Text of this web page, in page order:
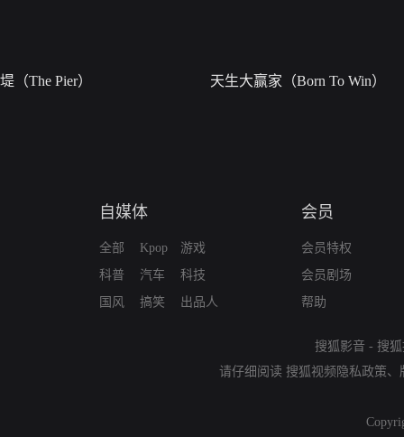
堤（The Pier） 天生大赢家（Born To Win）
自媒体
全部
科普
国风
Kpop
汽车
搞笑
游戏
科技
出品人
会员
会员特权
会员剧场
帮助
搜狐影音 - 搜
请仔细阅读 搜狐视频隐私政策、